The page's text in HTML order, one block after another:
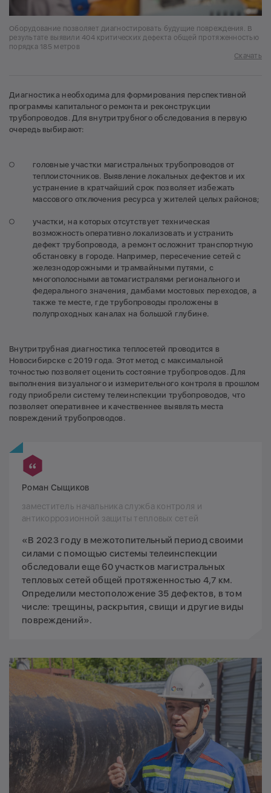
Оборудование позволяет диагностировать будущие повреждения. В
результате выявили 404 критических дефекта общей протяженностью
порядка 185 метров
Скачать
Диагностика необходима для формирования перспективной
программы капитального ремонта и реконструкции
трубопроводов. Для внутритрубного обследования в первую
очередь выбирают:
головные участки магистральных трубопроводов от
теплоисточников. Выявление локальных дефектов и их
устранение в кратчайший срок позволяет избежать
массового отключения ресурса у жителей целых районов;
участки, на которых отсутствует техническая
возможность оперативно локализовать и устранить
дефект трубопровода, а ремонт осложнит транспортную
обстановку в городе. Например, пересечение сетей с
железнодорожными и трамвайными путями, с
многополосными автомагистралями регионального и
федерального значения, дамбами мостовых переходов, а
также те месте, где трубопроводы проложены в
полупроходных каналах на большой глубине.
Внутритрубная диагностика теплосетей проводится в
Новосибирске с 2019 года. Этот метод с максимальной
точностью позволяет оценить состояние трубопроводов. Для
выполнения визуального и измерительного контроля в прошлом
году приобрели систему телеинспекции трубопроводов, что
позволяет оперативнее и качественнее выявлять места
повреждений трубопроводов.
Роман Сыщиков
заместитель начальника служба контроля и
антикоррозионной защиты тепловых сетей
«В 2023 году в межотопительный период своими
силами с помощью системы телеинспекции
обследовали еще 60 участков магистральных
тепловых сетей общей протяженностью 4,7 км.
Определили местоположение 35 дефектов, в том
числе: трещины, раскрытия, свищи и другие виды
повреждений».